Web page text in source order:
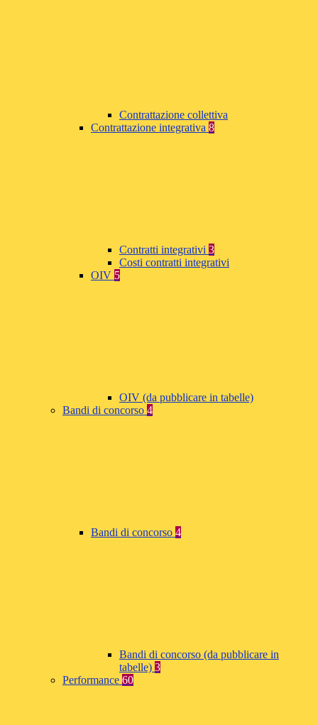
Contrattazione collettiva
Contrattazione integrativa 8
Contratti integrativi 3
Costi contratti integrativi
OIV 5
OIV (da pubblicare in tabelle)
Bandi di concorso 4
Bandi di concorso 4
Bandi di concorso (da pubblicare in
tabelle) 3
Performance 60